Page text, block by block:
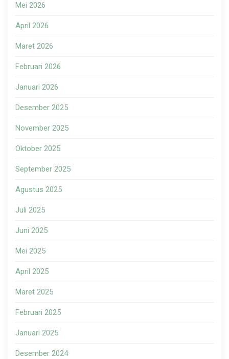
Mei 2026
April 2026
Maret 2026
Februari 2026
Januari 2026
Desember 2025
November 2025
Oktober 2025
September 2025
Agustus 2025
Juli 2025
Juni 2025
Mei 2025
April 2025
Maret 2025
Februari 2025
Januari 2025
Desember 2024